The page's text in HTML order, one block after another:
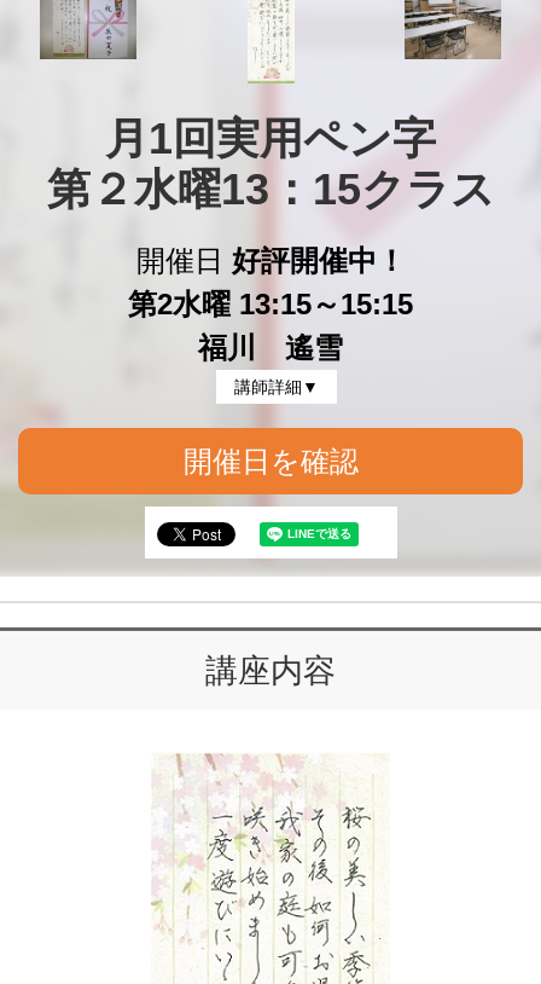
月1回実用ペン字
第２水曜13：15クラス
開催日 好評開催中！
第2水曜 13:15～15:15
福川 遙雪
講師詳細▼
開催日を確認
講座内容